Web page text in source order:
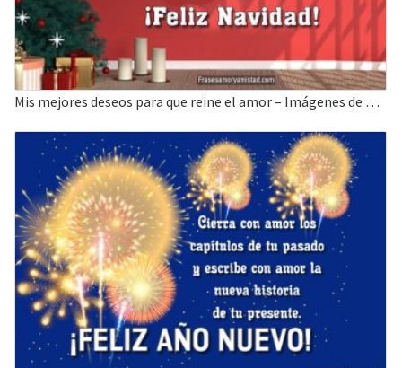
Mis mejores deseos para que reine el amor – Imágenes de Feliz Navidad